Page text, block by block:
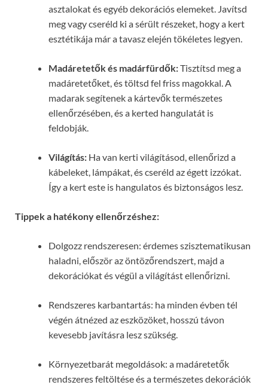
asztalokat és egyéb dekorációs elemeket. Javítsd
meg vagy cseréld ki a sérült részeket, hogy a kert
esztétikája már a tavasz elején tökéletes legyen.
Madáretetők és madárfürdők:Tisztítsd meg a
madáretetőket, és töltsd fel friss magokkal. A
madarak segítenek a kártevők természetes
ellenőrzésében, és a kerted hangulatát is
feldobják.
Világítás: Ha van kerti világításod, ellenőrizd a
kábeleket, lámpákat, és cseréld az égett izzókat.
Így a kert este is hangulatos és biztonságos lesz.
Tippek a hatékony ellenőrzéshez:
Dolgozz rendszeresen: érdemes szisztematikusan
haladni, először az öntözőrendszert, majd a
dekorációkat és végül a világítást ellenőrizni.
Rendszeres karbantartás: ha minden évben tél
végén átnézed az eszközöket, hosszú távon
kevesebb javításra lesz szükség.
Környezetbarát megoldások: a madáretetők
rendszeres feltöltése és a természetes dekorációk